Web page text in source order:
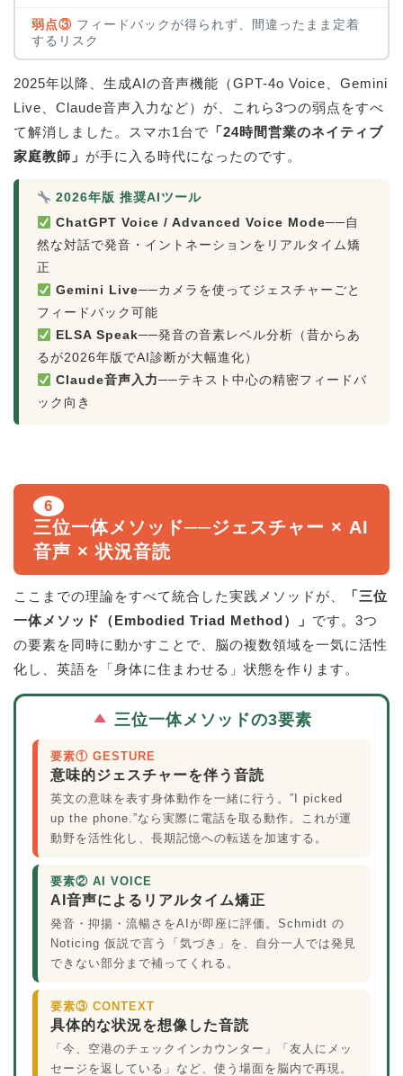
弱点③ フィードバックが得られず、間違ったまま定着
するリスク
2025年以降、生成AIの音声機能（GPT-4o Voice、Gemini
Live、Claude音声入力など）が、これら3つの弱点をすべ
て解消しました。スマホ1台で 「24時間営業のネイティブ
家庭教師」 が手に入る時代になったのです。
2026年版 推奨AIツール
ChatGPT Voice / Advanced Voice Mode──自
然な対話で発音・イントネーションをリアルタイム矯
正
Gemini Live──カメラを使ってジェスチャーごと
フィードバック可能
ELSA Speak──発音の音素レベル分析（昔からあ
るが2026年版でAI診断が大幅進化）
Claude音声入力──テキスト中心の精密フィードバ
ック向き
6
三位一体メソッド──ジェスチャー × AI
音声 × 状況音読
ここまでの理論をすべて統合した実践メソッドが、
「三位
一体メソッド（Embodied Triad Method）」 です。3つ
の要素を同時に動かすことで、脳の複数領域を一気に活性
化し、英語を「身体に住まわせる」状態を作ります。
三位一体メソッドの3要素
要素① GESTURE
意味的ジェスチャーを伴う音読
英文の意味を表す身体動作を一緒に行う。”I picked
up the phone.”なら実際に電話を取る動作。これが運
動野を活性化し、長期記憶への転送を加速する。
要素② AI VOICE
AI音声によるリアルタイム矯正
発音・抑揚・流暢さをAIが即座に評価。Schmidt の
Noticing 仮説で言う「気づき」を、自分一人では発見
できない部分まで補ってくれる。
要素③ CONTEXT
具体的な状況を想像した音読
「今、空港のチェックインカウンター」「友人にメッ
セージを返している」など、使う場面を脳内で再現。